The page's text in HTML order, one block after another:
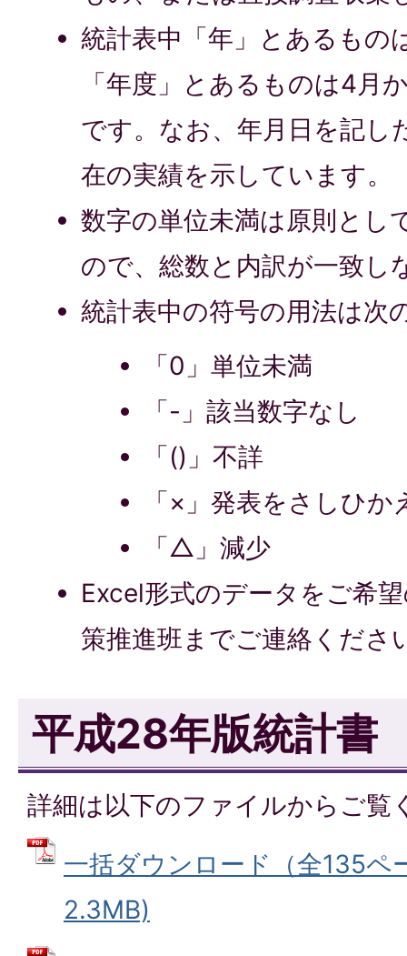
統計表中「年」とあるもの
「年度」とあるものは4月
です。なお、年月日を記し
在の実績を示しています。
数字の単位未満は原則とし
ので、総数と内訳が一致し
統計表中の符号の用法は次
「0」単位未満
「-」該当数字なし
「()」不詳
「×」発表をさしひか
「△」減少
Excel形式のデータをご希
策推進班までご連絡くださ
平成28年版統計書
詳細は以下のファイルからご覧
一括ダウンロード（全135ペ
2.3MB)